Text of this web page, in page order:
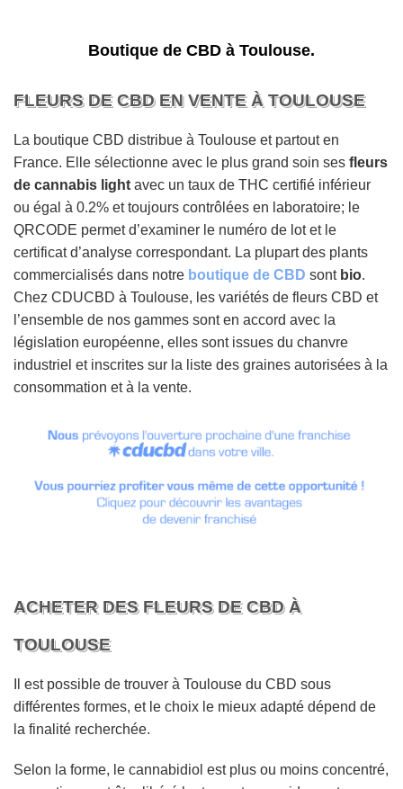
Boutique de CBD à Toulouse.
FLEURS DE CBD EN VENTE À TOULOUSE
La boutique CBD distribue à Toulouse et partout en
France. Elle sélectionne avec le plus grand soin ses fleurs
de cannabis light avec un taux de THC certifié inférieur
ou égal à 0.2% et toujours contrôlées en laboratoire; le
QRCODE permet d’examiner le numéro de lot et le
certificat d’analyse correspondant. La plupart des plants
commercialisés dans notre boutique de CBD sont bio.
Chez CDUCBD à Toulouse, les variétés de fleurs CBD et
l’ensemble de nos gammes sont en accord avec la
législation européenne, elles sont issues du chanvre
industriel et inscrites sur la liste des graines autorisées à la
consommation et à la vente.
ACHETER DES FLEURS DE CBD À
TOULOUSE
Il est possible de trouver à Toulouse du CBD sous
différentes formes, et le choix le mieux adapté dépend de
la finalité recherchée.
Selon la forme, le cannabidiol est plus ou moins concentré,